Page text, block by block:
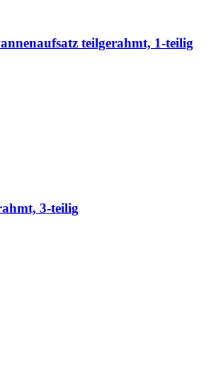
teilgerahmt, 1-teilig
3-teilig